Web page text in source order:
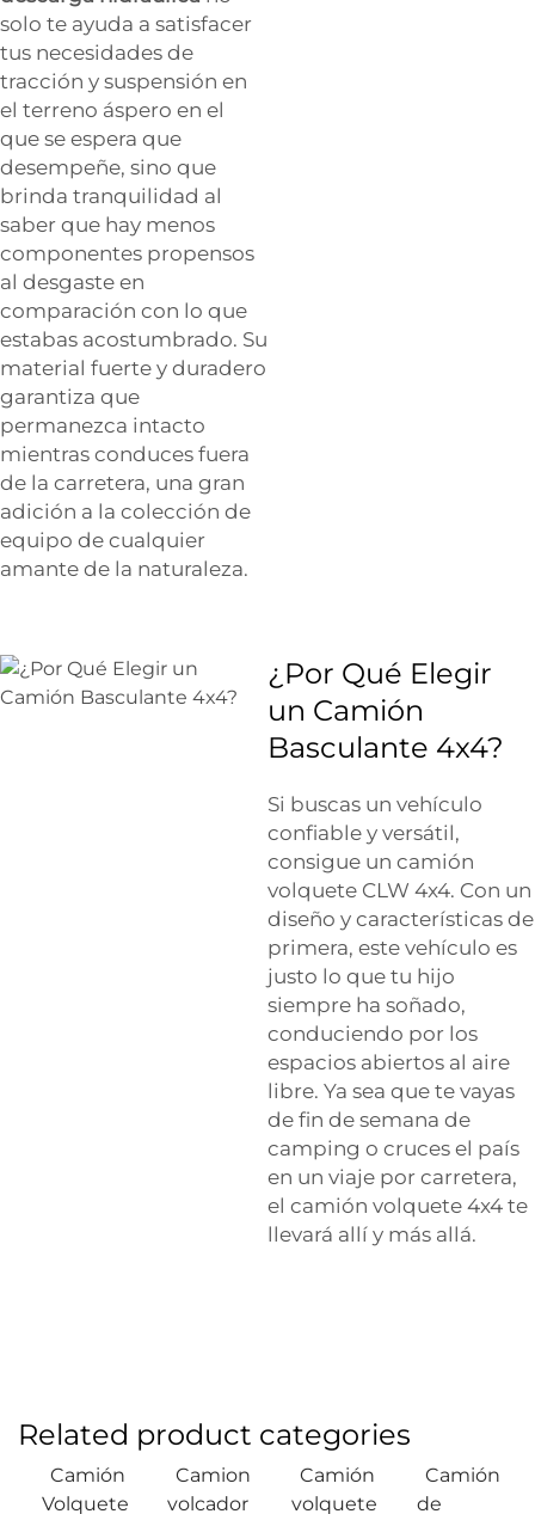
solo te ayuda a satisfacer
tus necesidades de
tracción y suspensión en
el terreno áspero en el
que se espera que
desempeñe, sino que
brinda tranquilidad al
saber que hay menos
componentes propensos
al desgaste en
comparación con lo que
estabas acostumbrado. Su
material fuerte y duradero
garantiza que
permanezca intacto
mientras conduces fuera
de la carretera, una gran
adición a la colección de
equipo de cualquier
amante de la naturaleza.
¿Por Qué Elegir
un Camión
Basculante 4x4?
Si buscas un vehículo
confiable y versátil,
consigue un camión
volquete CLW 4x4. Con un
diseño y características de
primera, este vehículo es
justo lo que tu hijo
siempre ha soñado,
conduciendo por los
espacios abiertos al aire
libre. Ya sea que te vayas
de fin de semana de
camping o cruces el país
en un viaje por carretera,
el camión volquete 4x4 te
llevará allí y más allá.
Related product categories
Camión
Volquete
Camion
volcador
Camión
volquete
Camión
de